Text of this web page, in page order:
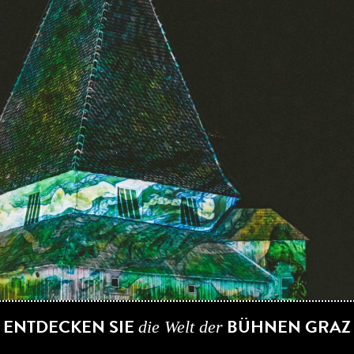
ENTDECKEN SIE die Welt der BÜHNEN GRAZ